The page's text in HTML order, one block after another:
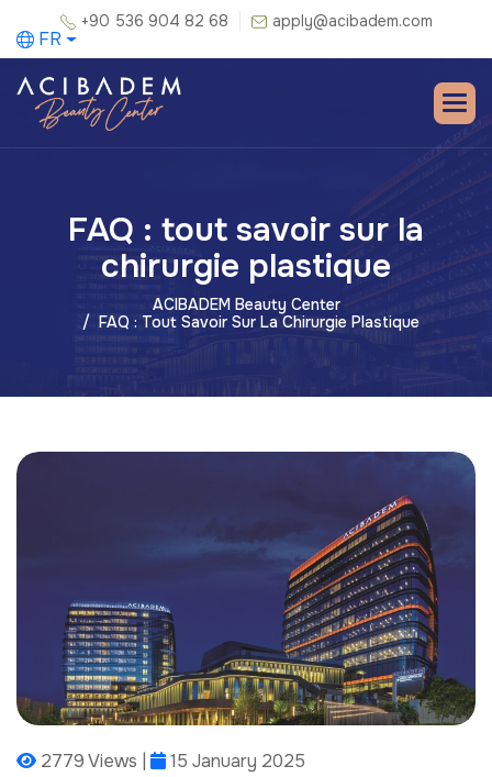
+90 536 904 82 68 apply@acibadem.com
FR
FAQ : tout savoir sur la
chirurgie plastique
ACIBADEM Beauty Center
FAQ : Tout Savoir Sur La Chirurgie Plastique
2779 Views | 15 January 2025